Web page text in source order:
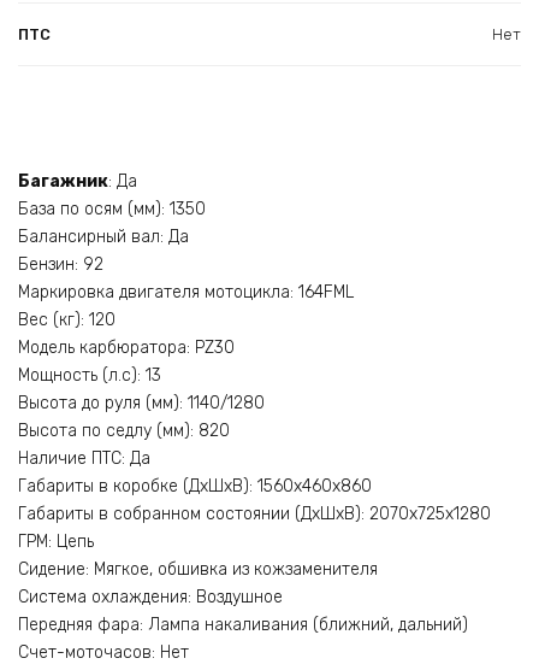
ПТС Нет
Багажник: Да
База по осям (мм): 1350
Балансирный вал: Да
Бензин: 92
Маркировка двигателя мотоцикла: 164FML
Вес (кг): 120
Модель карбюратора: PZ30
Мощность (л.с): 13
Высота до руля (мм): 1140/1280
Высота по седлу (мм): 820
Наличие ПТС: Да
Габариты в коробке (ДхШхВ): 1560x460x860
Габариты в собранном состоянии (ДхШхВ): 2070x725x1280
ГРМ: Цепь
Сидение: Мягкое, обшивка из кожзаменителя
Система охлаждения: Воздушное
Передняя фара: Лампа накаливания (ближний, дальний)
Счет-моточасов: Нет